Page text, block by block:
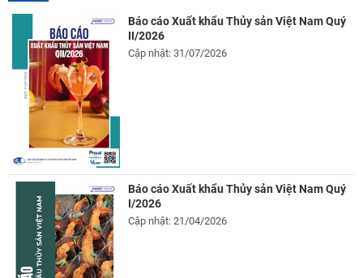
Báo cáo Xuất khẩu Thủy sản Việt Nam Quý
II/2026
Cập nhật: 31/07/2026
Báo cáo Xuất khẩu Thủy sản Việt Nam Quý
I/2026
Cập nhật: 21/04/2026